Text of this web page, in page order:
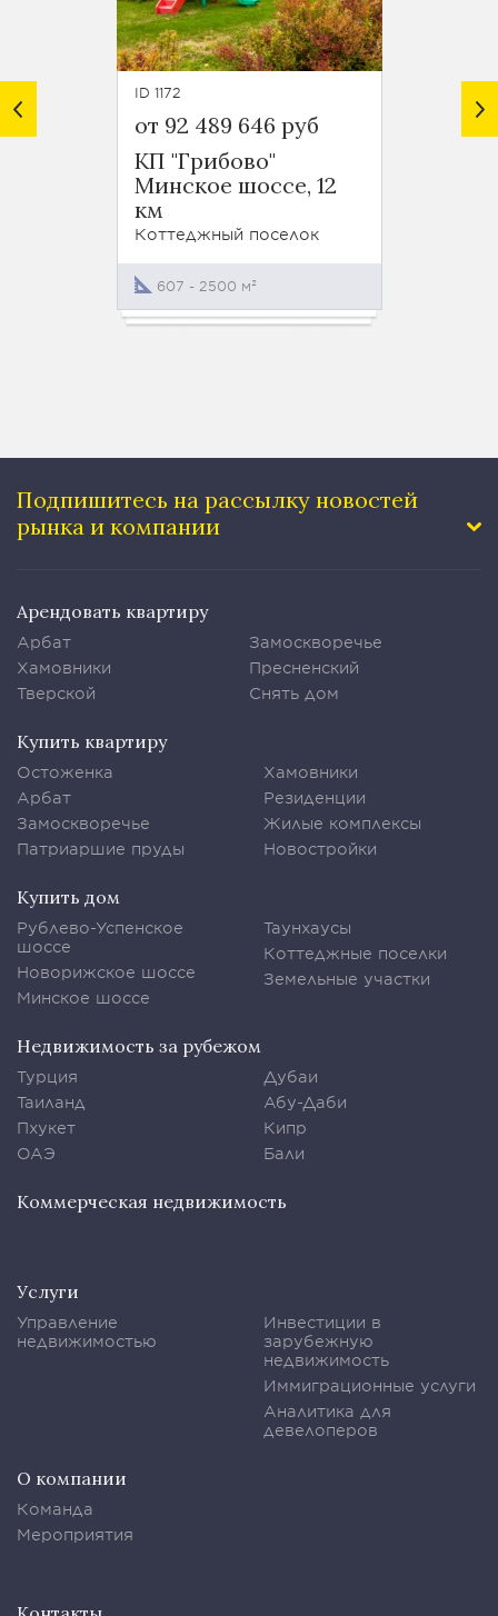
ID 1172
от 92 489 646 руб
КП "Грибово"
Минское шоссе, 12
км
Коттеджный поселок
607 - 2500 м²
Подпишитесь на рассылку новостей
рынка и компании
Арендовать квартиру
Арбат
Хамовники
Тверской
Замоскворечье
Пресненский
Снять дом
Купить квартиру
Остоженка
Арбат
Замоскворечье
Патриаршие пруды
Хамовники
Резиденции
Жилые комплексы
Новостройки
Купить дом
Рублево-Успенское
шоссе
Новорижское шоссе
Минское шоссе
Таунхаусы
Коттеджные поселки
Земельные участки
Недвижимость за рубежом
Турция
Таиланд
Пхукет
ОАЭ
Дубаи
Абу-Даби
Кипр
Бали
Коммерческая недвижимость
Услуги
Управление
недвижимостью
Инвестиции в
зарубежную
недвижимость
Иммиграционные услуги
Аналитика для
девелоперов
О компании
Команда
Мероприятия